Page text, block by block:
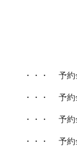
・・・
予
・・・
予
・・・
予
・・・ 予